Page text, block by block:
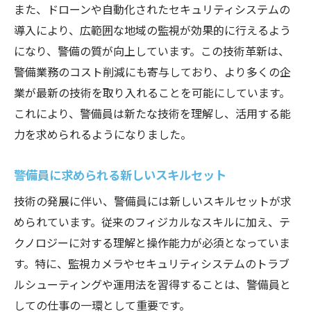
ビッグデータと警備効率の向上
IoTデバイスのセキュリティリスクと対策
スマートホームと企業のセキュリティ管理
IoTと連携した緊急時対応プロトコル
IoT技術を活用したセキュリティ戦略の最適
化
ング
未来の警備員に必要な教育プログラム
国際基準に基づく警備トレーニングの設計
テクノロジーと伝統的手法の融合
シミュレーションを用いた実践的な訓練
メンタルヘルスとストレス管理の重要性
また、ドローンや自動化されたセキュリティシステムの
導入により、広範囲な地域の監視が効果的に行えるよう
になり、警備の質が向上しています。この技術革新は、
警備業務のコスト削減にも寄与しており、より多くの企
業が最新の技術を取り入れることを可能にしています。
これにより、警備員は新たな技術を理解し、活用する能
力を求められるようになりました。
警備員に求められる新しいスキルセット
技術の発展に伴い、警備員には新しいスキルセットが求
められています。従来のフィジカルなスキルに加え、テ
クノロジーに対する理解と操作能力が必須となっていま
す。特に、監視カメラやセキュリティシステムのトラブ
ルシューティングや運用法を習得することは、警備員と
しての仕事の一環として重要です。